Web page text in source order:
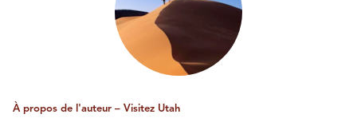
À propos de l'auteur – Visitez Utah